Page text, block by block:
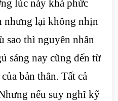
lúc này khá phức
nhưng lại không nhịn
sao thì nguyên nhân
sáng nay cũng đến từ
bản thân. Tất cả
nếu suy nghĩ kỹ